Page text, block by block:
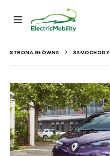
STRONA GŁÓWNA SAMOCHODY